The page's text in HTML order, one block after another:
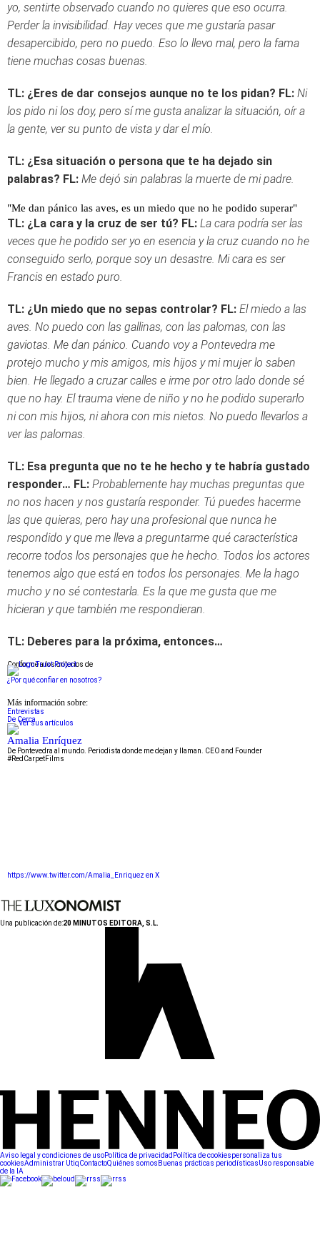
yo, sentirte observado cuando no quieres que eso ocurra.
Perder la invisibilidad. Hay veces que me gustaría pasar
desapercibido, pero no puedo. Eso lo llevo mal, pero la fama
tiene muchas cosas buenas.
TL: ¿Eres de dar consejos aunque no te los pidan? FL: Ni
los pido ni los doy, pero sí me gusta analizar la situación, oír a
la gente, ver su punto de vista y dar el mío.
TL: ¿Esa situación o persona que te ha dejado sin
palabras? FL: Me dejó sin palabras la muerte de mi padre.
"Me dan pánico las aves, es un miedo que no he podido superar"
TL: ¿La cara y la cruz de ser tú? FL: La cara podría ser las
veces que he podido ser yo en esencia y la cruz cuando no he
conseguido serlo, porque soy un desastre. Mi cara es ser
Francis en estado puro.
TL: ¿Un miedo que no sepas controlar? FL: El miedo a las
aves. No puedo con las gallinas, con las palomas, con las
gaviotas. Me dan pánico. Cuando voy a Pontevedra me
protejo mucho y mis amigos, mis hijos y mi mujer lo saben
bien. He llegado a cruzar calles e irme por otro lado donde sé
que no hay. El trauma viene de niño y no he podido superarlo
ni con mis hijos, ni ahora con mis nietos. No puedo llevarlos a
ver las palomas.
TL: Esa pregunta que no te he hecho y te habría gustado
responder… FL: Probablemente hay muchas preguntas que
no nos hacen y nos gustaría responder. Tú puedes hacerme
las que quieras, pero hay una profesional que nunca he
respondido y que me lleva a preguntarme qué característica
recorre todos los personajes que he hecho. Todos los actores
tenemos algo que está en todos los personajes. Me la hago
mucho y no sé contestarla. Es la que me gusta que me
hicieran y que también me respondieran.
TL: Deberes para la próxima, entonces…
Conforme a los criterios de
¿Por qué confiar en nosotros?
Más información sobre:
Entrevistas
De Cerca
Amalia Enríquez
De Pontevedra al mundo. Periodista donde me dejan y llaman. CEO and Founder
#RedCarpetFilms
https://www.twitter.com/Amalia_Enriquez en X
Una publicación de:20 MINUTOS EDITORA, S.L.
Aviso legal y condiciones de usoPolítica de privacidad Política de cookiespersonaliza tus
cookiesAdministrar UtiqContactoQuiénes somos Buenas prácticas periodísticasUso responsable
de la IA